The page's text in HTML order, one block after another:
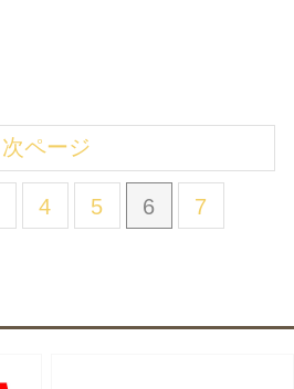
4 5 6 7
次ページ